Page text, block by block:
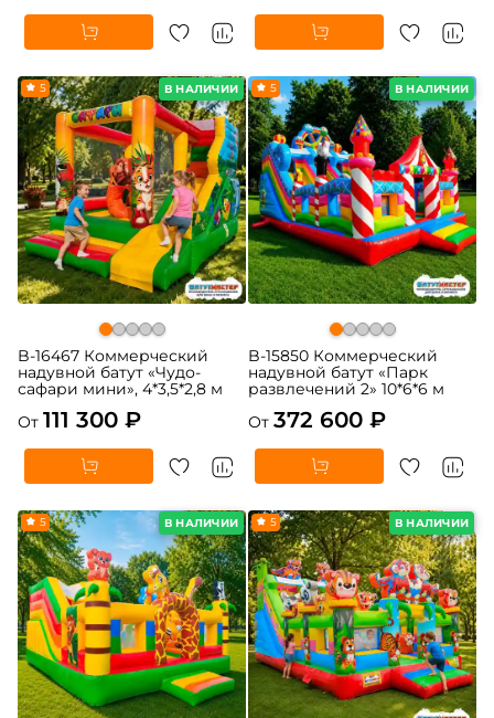
В НАЛИЧИИ
5
B-16467 Коммерческий
надувной батут «Чудо-
сафари мини», 4*3,5*2,8 м
От 111 300 ₽
В НАЛИЧИИ
5
B-15850 Коммерческий
надувной батут «Парк
развлечений 2» 10*6*6 м
От 372 600 ₽
В НАЛИЧИИ
5 В НАЛИЧИИ
5